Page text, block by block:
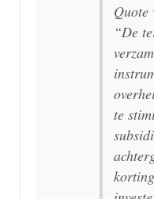
Quote
“De
te